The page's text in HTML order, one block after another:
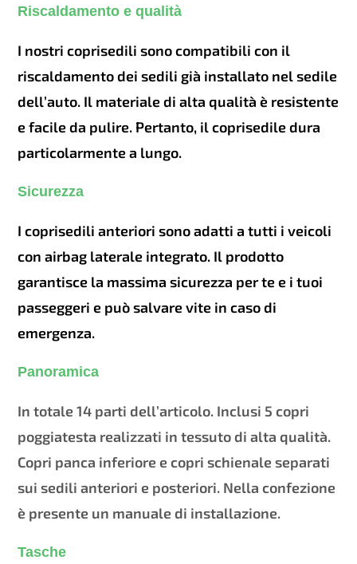
Riscaldamento e qualità
I nostri coprisedili sono compatibili con il
riscaldamento dei sedili già installato nel sedile
dell’auto. Il materiale di alta qualità è resistente
e facile da pulire. Pertanto, il coprisedile dura
particolarmente a lungo.
Sicurezza
I coprisedili anteriori sono adatti a tutti i veicoli
con airbag laterale integrato. Il prodotto
garantisce la massima sicurezza per te e i tuoi
passeggeri e può salvare vite in caso di
emergenza.
Panoramica
In totale 14 parti dell’articolo. Inclusi 5 copri
poggiatesta realizzati in tessuto di alta qualità.
Copri panca inferiore e copri schienale separati
sui sedili anteriori e posteriori. Nella confezione
è presente un manuale di installazione.
Tasche